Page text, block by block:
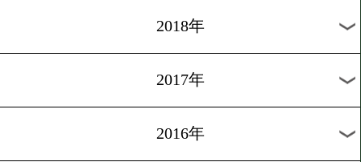
2025年
2024年
2023年